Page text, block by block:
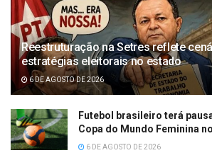
Reestruturação na Setres reflete
estratégias eleitorais no estado
6 DE AGOSTO DE 2026
Futebol brasileiro terá
Copa do Mundo Feminina
6 DE AGOSTO DE 2026